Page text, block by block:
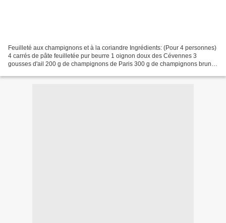
Feuilleté aux champignons et à la coriandre Ingrédients: (Pour 4 personnes)
4 carrés de pâte feuilletée pur beurre 1 oignon doux des Cévennes 3
gousses d'ail 200 g de champignons de Paris 300 g de champignons bruns